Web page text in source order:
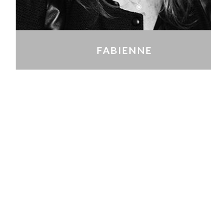
FABIENNE